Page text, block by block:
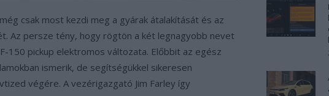
csak most kezdi meg a gyárak átalakítását és az
Az persze tény, hogy rögtön a két legnagyobb nevet
150 pickup elektromos változata. Előbbit az egész
ismerik, de segítségükkel sikeresen
végére. A vezérigazgató Jim Farley így